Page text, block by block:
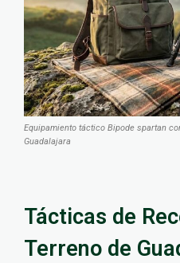
Equipamiento táctico Bipode spartan
Guadalajara
Tácticas de
Terreno de